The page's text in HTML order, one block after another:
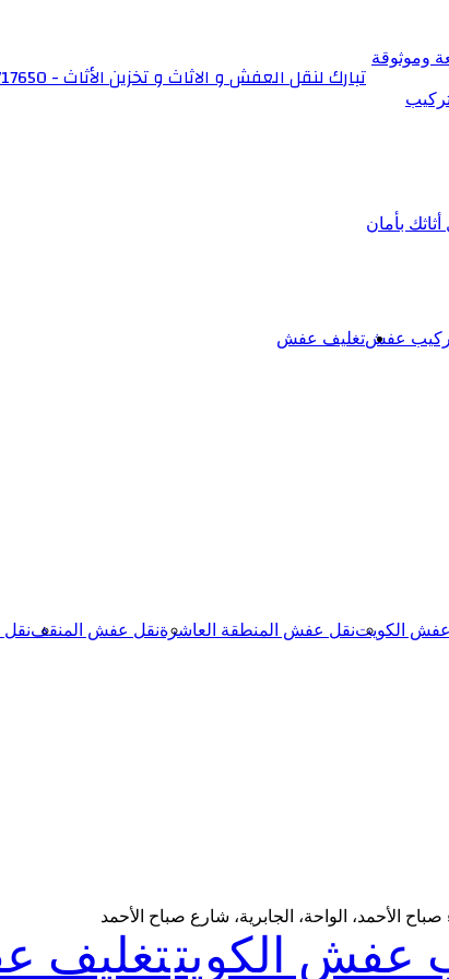
وموثوقة
بأمان
تبارك لنقل العفش و الاثاث و تخزين الأثاث - 6566717650
عفشتغليف عفش
الكويتنقل عفش المنطقة العاشرةنقل عفش المنقف
الأحمد، الواحة، الجابرية، شارع صباح الأحمد
عفش الكويتتغليف